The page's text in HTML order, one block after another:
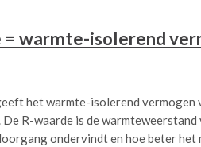
= warmte-isolerend
het warmte-isolerend vermogen
De R-waarde is de
ondervindt en hoe beter